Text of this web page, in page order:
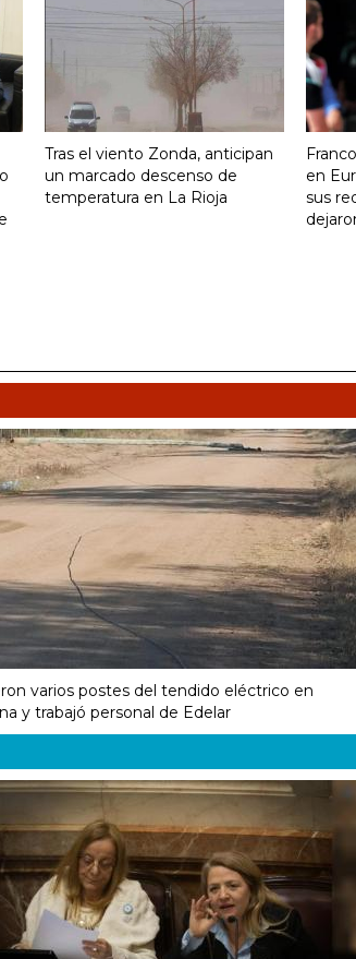
Tras el viento Zonda, anticipan
un marcado descenso de
temperatura en La Rioja
en
sus
varios postes del tendido eléctrico en
y trabajó personal de Edelar